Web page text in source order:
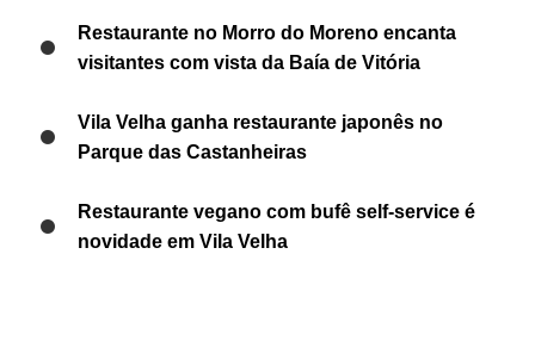
Restaurante no Morro do Moreno encanta
visitantes com vista da Baía de Vitória
Vila Velha ganha restaurante japonês no
Parque das Castanheiras
Restaurante vegano com bufê self-service é
novidade em Vila Velha